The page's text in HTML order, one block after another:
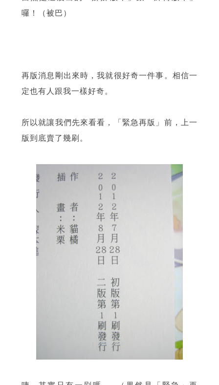
囉！（被巴）
再版消息剛出來時，我就很好奇一件事。相信一
定也有人跟我一樣好奇。
所以就讓我們先來看看，「緊急再版」前，上一
版到底賣了幾刷。